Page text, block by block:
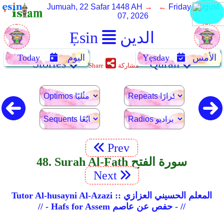
Ẹsin الدين
Jumuah, 22 Safar 1448 AH → ← Friday, August
07, 2026
Today اليوم Yẹsday الأمس Stories Share مشاركة Quran
Prev
48. Surah Al-Fath سورة الفتح
Next
Tutor Al-husayni Al-Azazi :: المعلم الحسيني العزازي
// - Hafs for Assem حفص عن عاصم - //